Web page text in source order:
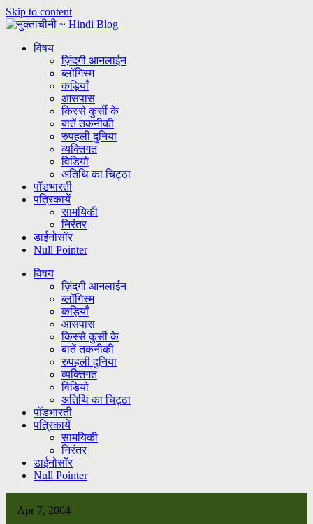
Skip to content
विषय
ज़िंदगी आनलाईन
ब्लॉगिस्म
कड़ियाँ
आसपास
किस्से कुर्सी के
बातें तकनीकी
रुपहली दुनिया
व्यक्तिगत
विडियो
अतिथि का चिट्ठा
पॉडभारती
पत्रिकायें
सामयिकी
निरंतर
डाईनोसॉर
Null Pointer
विषय
ज़िंदगी आनलाईन
ब्लॉगिस्म
कड़ियाँ
आसपास
किस्से कुर्सी के
बातें तकनीकी
रुपहली दुनिया
व्यक्तिगत
विडियो
अतिथि का चिट्ठा
पॉडभारती
पत्रिकायें
सामयिकी
निरंतर
डाईनोसॉर
Null Pointer
Apr 7, 2004